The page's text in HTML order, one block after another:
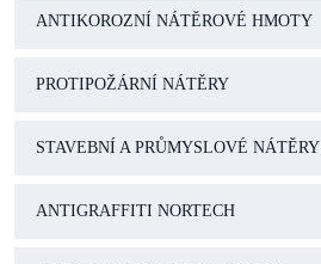
ANTIKOROZNÍ NÁTĚROVÉ HMOTY
PROTIPOŽÁRNÍ NÁTĚRY
STAVEBNÍ A PRŮMYSLOVÉ NÁTĚRY
ANTIGRAFFITI NORTECH